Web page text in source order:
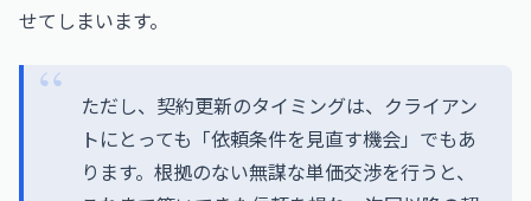
せてしまいます。
ただし、契約更新のタイミングは、クライアン
トにとっても「依頼条件を見直す機会」でもあ
ります。根拠のない無謀な単価交渉を行うと、